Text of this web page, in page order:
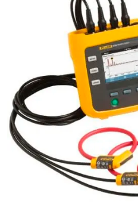
Frekvensomformere
Miljø og sikkerhet
Kalibratorer
Termografi
Undervisning